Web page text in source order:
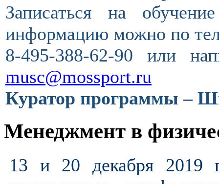
Записаться на
информацию можно по
8-495-388-62-90 или
musc@mossport.ru
Куратор программы –
Менеджмент в
13 и 20 декабря 2019